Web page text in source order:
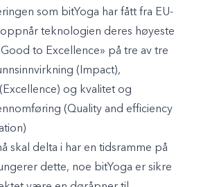
som bitYoga har fått fra EU-
teknologien deres høyeste
to Excellence» på tre av tre
(Impact),
og kvalitet og
(Quality and efficiency
skal delta i har en tidsramme på
dette, noe bitYoga er sikre